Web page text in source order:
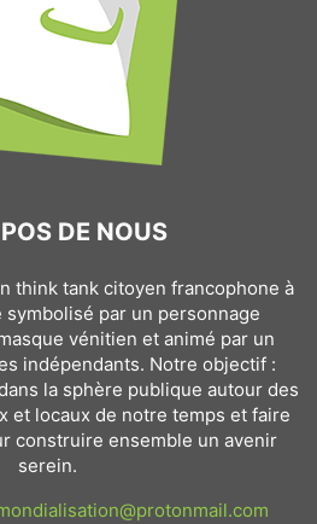
DE NOUS
think tank citoyen francophone à
par un personnage
vénitien et animé par un
indépendants. Notre objectif :
la sphère publique autour des
et locaux de notre temps et faire
construire ensemble un avenir
serein.